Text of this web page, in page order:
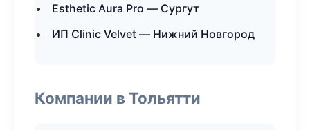
Esthetic Aura Pro — Сургут
ИП Clinic Velvet — Нижний Новгород
Компании в Тольятти